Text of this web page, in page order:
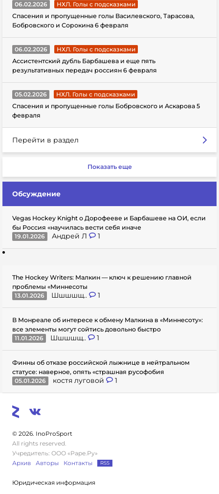
06.02.2026
НХЛ. Голы с подсказками
Спасения и пропущенные голы Василевского, Тарасова,
Бобровского и Сорокина 6 февраля
06.02.2026
НХЛ. Голы с подсказками
Ассистентский дубль Барбашева и еще пять
результативных передач россиян 6 февраля
05.02.2026
НХЛ. Голы с подсказками
Спасения и пропущенные голы Бобровского и Аскарова 5
февраля
Перейти в раздел
Показать еще
Обсуждение
Vegas Hockey Knight о Дорофееве и Барбашеве на ОИ, если
бы Россия «научилась вести себя иначе
19.01.2026
Андрей Л 1
The Hockey Writers: Малкин — ключ к решению главной
проблемы «Миннесоты
13.01.2026
Шшшшщ.. 1
В Монреале об интересе к обмену Малкина в «Миннесоту»:
все элементы могут сойтись довольно быстро
11.01.2026
Шшшшщ.. 1
Финны об отказе российской лыжнице в нейтральном
статусе: наверное, опять «страшная русофобия
05.01.2026
костя луговой 1
© 2026. InoProSport
All rights reserved.
Учредитель: ООО «Раре.Ру»
Архив
Авторы Контакты RSS
Юридическая информация